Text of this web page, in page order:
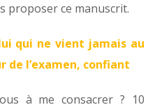
proposer ce manuscrit.
qui ne vient jamais au
de l’examen, confiant
à me consacrer ? 10